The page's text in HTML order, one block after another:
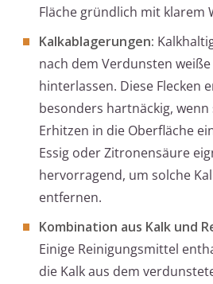
Fläche gründlich mit klarem
Kalkablagerungen:
nach dem Verdunsten weiße
hinterlassen. Diese Flecken
besonders hartnäckig,
Erhitzen in die Oberfläche
Essig oder Zitronensäure
hervorragend, um solche
entfernen.
Kombination aus Kalk und
Einige Reinigungsmittel
die Kalk aus dem